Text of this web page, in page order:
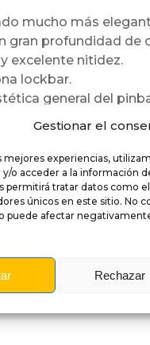
Gestionar el
mejores experiencias,
y/o acceder a la información
permitirá tratar datos como
únicos en este sitio. No
puede afectar
Rechazar
mucho más
gran profundidad de
excelente nitidez.
lockbar.
general del